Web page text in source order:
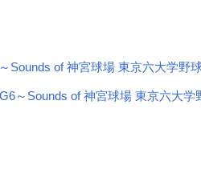
Sounds of 神宮球場 東京六大学野